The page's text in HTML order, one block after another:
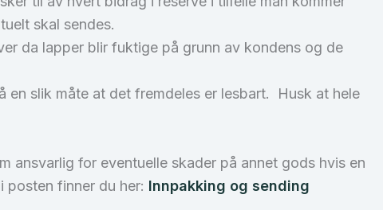
skal sendes.
da lapper blir fuktige på grunn av kondens og de
slik måte at det fremdeles er lesbart. Husk at hele
ansvarlig for eventuelle skader på annet gods hvis en
posten finner du her: Innpakking og sending